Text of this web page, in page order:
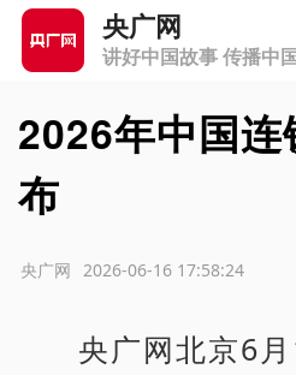
央广网
讲好中国故事 传播中
2026年中国
布
2026-06-16 17:58:24
央广网
央广网北京6